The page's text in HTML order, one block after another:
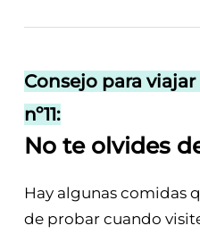
Consejo para
nº11:
No te olvides
Hay algunas comidas
de probar cuando